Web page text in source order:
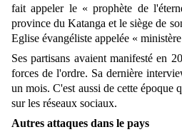
fait appeler le « prophète de
province du Katanga et le siège de
Eglise évangéliste appelée «
Ses partisans avaient manifesté en
forces de l'ordre. Sa dernière
un mois. C'est aussi de cette époque
sur les réseaux sociaux.
Autres attaques dans le pays